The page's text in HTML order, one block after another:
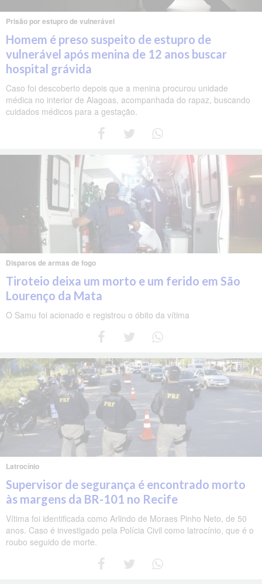
Prisão por estupro de vulnerável
Homem é preso suspeito de estupro de
vulnerável após menina de 12 anos buscar
hospital grávida
Caso foi descoberto depois que a menina procurou unidade
médica no interior de Alagoas, acompanhada do rapaz, buscando
cuidados médicos para a gestação.
Disparos de armas de fogo
Tiroteio deixa um morto e um ferido em São
Lourenço da Mata
O Samu foi acionado e registrou o óbito da vítima
Latrocínio
Supervisor de segurança é encontrado morto
às margens da BR-101 no Recife
Vítima foi identificada como Arlindo de Moraes Pinho Neto, de 50
anos. Caso é investigado pela Polícia Civil como latrocínio, que é o
roubo seguido de morte.